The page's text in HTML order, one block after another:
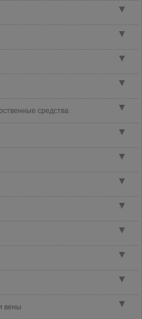
▼
▼
▼
▼
▼
средства
▼
▼
▼
▼
▼
▼
▼
▼
вены